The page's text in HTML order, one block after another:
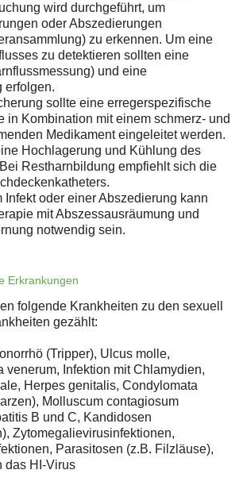
wird durchgeführt, um
oder Abszedierungen
zu erkennen. Um eine
zu detektieren sollten eine
und eine
erfolgen.
sollte eine erregerspezifische
in Kombination mit einem schmerz- und
Medikament eingeleitet werden.
Hochlagerung und Kühlung des
Restharnbildung empfiehlt sich die
Infekt oder einer Abszedierung kann
mit Abszessausräumung und
notwendig sein.
Erkrankungen
folgende Krankheiten zu den sexuell
gezählt:
(Tripper), Ulcus molle,
venerum, Infektion mit Chlamydien,
Herpes genitalis, Condylomata
Molluscum contagiosum
B und C, Kandidosen
Zytomegalievirusinfektionen,
Parasitosen (z.B. Filzläuse),
das HI-Virus